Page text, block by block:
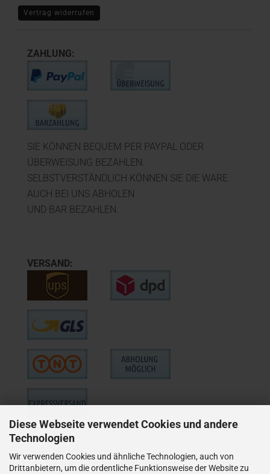
Diese Webseite verwendet Cookies und andere
Technologien
Wir verwenden Cookies und ähnliche Technologien, auch von
Drittanbietern, um die ordentliche Funktionsweise der Website zu
Vertrag widerrufen
ZAHLUNG:
SIE KÖNNEN BEQUEM PER PAYPAL ODER
ÜBERWEISUNG BEZAHLEN.
SELBSTVERSTÄNDLICH KÖNNEN SIE DIE WARE
AUCH BEI UNS ABHOLEN
UND BAR BEZAHLEN.
VERSAND:
WIE VERSENDEN NUR ALS VERSICHERTES PAKET,
BZW. BEI GRÖSSEREN
LIEFERUNGEN ALS VERSICHERTER